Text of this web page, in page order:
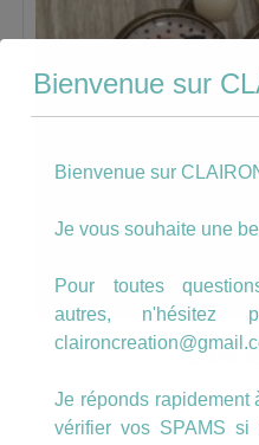
La vie
Bienvenue sur
Bienvenue sur
Je vous souhaite une
Pour toutes
autres,
Je réponds rapidement
vérifier vos SPAMS si